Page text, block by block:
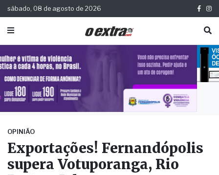
sábado, 08 de agosto de 2026
OPINIÃO
supera Votuporanga, Rio
Preto e Jales
Meridiano, Estrela e Ouroeste exportam mais que